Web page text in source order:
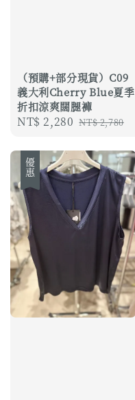
（預購+部分現貨）C09
義大利Cherry Blue夏季
折扣涼爽闊腿褲
Sale
NT$ 2,280 Regular
NT$ 2,780
優惠